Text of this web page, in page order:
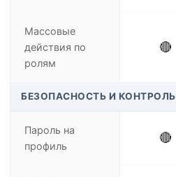
Массовые
действия по
ролям
🔴
БЕЗОПАСНОСТЬ И КОНТРОЛЬ
Пароль на
профиль
🔴